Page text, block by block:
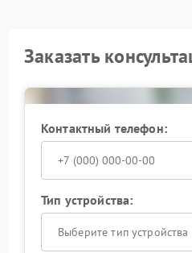
Заказать
Контактный телефон:
Тип устройства:
Выберите тип устройства